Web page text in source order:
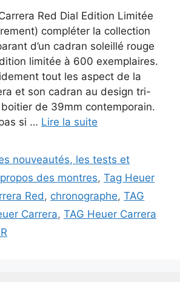
Red Dial Edition Limitée
compléter la collection
d’un cadran soleillé rouge
limitée à 600 exemplaires.
tout les aspect de la
et son cadran au design tri-
de 39mm contemporain.
si … Lire la suite
nouveautés, les tests et
des montres, Tag Heuer
Red, chronographe,TAG
Carrera, TAG Heuer Carrera